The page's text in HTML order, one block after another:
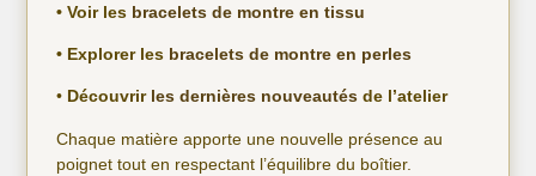
• Voir les bracelets de montre en tissu
• Explorer les bracelets de montre en perles
• Découvrir les dernières nouveautés de l’atelier
Chaque matière apporte une nouvelle présence au
poignet tout en respectant l’équilibre du boîtier.